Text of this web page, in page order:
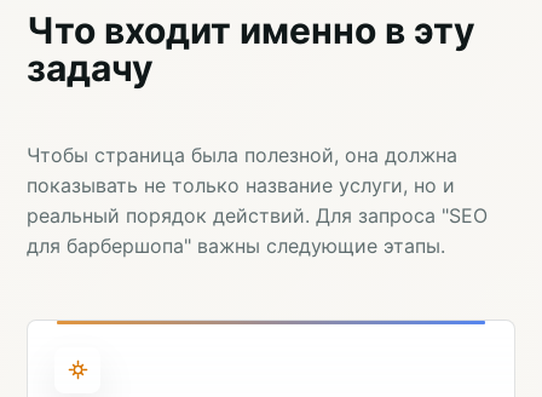
Что входит именно в эту
задачу
Чтобы страница была полезной, она должна
показывать не только название услуги, но и
реальный порядок действий. Для запроса "SEO
для барбершопа" важны следующие этапы.